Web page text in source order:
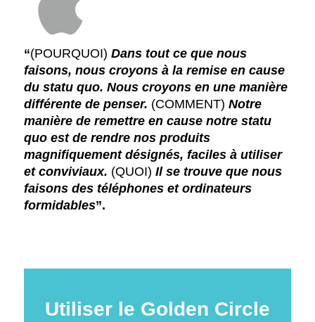
“(POURQUOI) Dans tout ce que nous
faisons, nous croyons à la remise en cause
du statu quo. Nous croyons en une manière
différente de penser. (COMMENT) Notre
manière de remettre en cause notre statu
quo est de rendre nos produits
magnifiquement désignés, faciles à utiliser
et conviviaux. (QUOI) Il se trouve que nous
faisons des téléphones et ordinateurs
formidables”.
Utiliser le Golden Circle